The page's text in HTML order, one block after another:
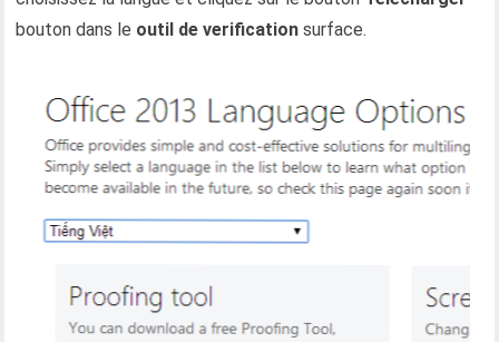
bouton dans le outil de verification surface.